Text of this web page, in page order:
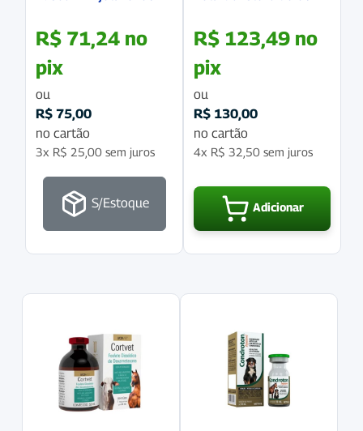
R$ 71,24 no
pix
ou
R$ 75,00
no cartão
3x R$ 25,00 sem juros
S/Estoque
R$ 123,49 no
pix
ou
R$ 130,00
no cartão
4x R$ 32,50 sem juros
Adicionar